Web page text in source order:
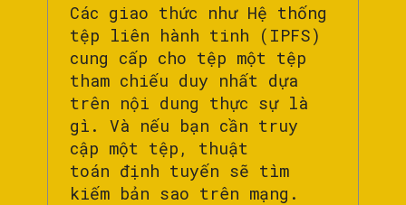
Các giao thức như Hệ thống
tệp liên hành tinh (IPFS)
cung cấp cho tệp một tệp
tham chiếu duy nhất dựa
trên nội dung thực sự là
gì. Và nếu bạn cần truy
cập một tệp, thuật
toán định tuyến sẽ tìm
kiếm bản sao trên mạng.